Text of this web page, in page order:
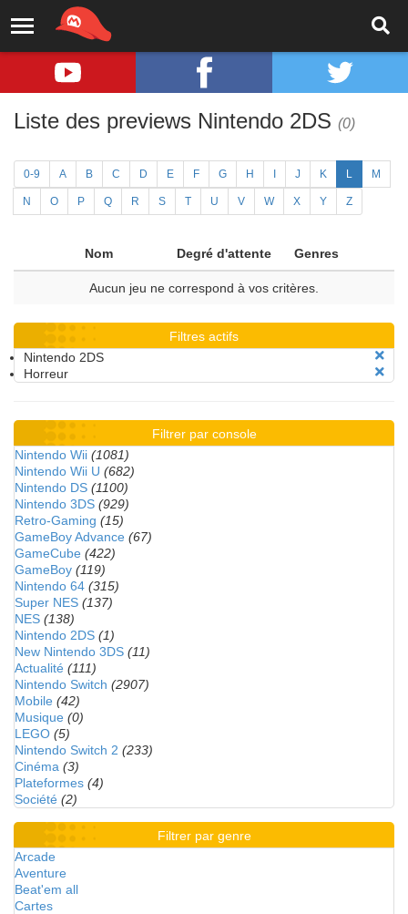
Liste des previews Nintendo 2DS (0)
0-9 A B C D E F G H J K L M
N O P Q R S T U V W X Y Z
Nom Degré d'attente Genres
Aucun jeu ne correspond à vos critères.
Filtres actifs
Nintendo 2DS
Horreur
Filtrer par console
Nintendo Wii (1081)
Nintendo Wii U (682)
Nintendo DS (1100)
Nintendo 3DS (929)
Retro-Gaming (15)
GameBoy Advance (67)
GameCube (422)
GameBoy (119)
Nintendo 64 (315)
Super NES (137)
NES (138)
Nintendo 2DS (1)
New Nintendo 3DS (11)
Actualité (111)
Nintendo Switch (2907)
Mobile (42)
Musique (0)
LEGO (5)
Nintendo Switch 2 (233)
Cinéma (3)
Plateformes (4)
Société (2)
Filtrer par genre
Arcade
Aventure
Beat'em all
Cartes